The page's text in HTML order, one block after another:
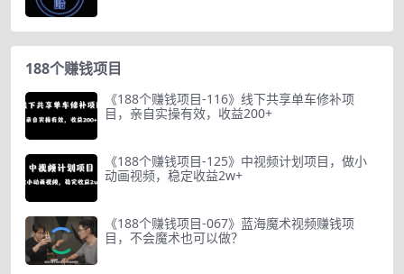
188个赚钱项目
《188个赚钱项目-116》线下共享单车修补项
目，亲自实操有效，收益200+
《188个赚钱项目-125》中视频计划项目，做小
动画视频，稳定收益2w+
《188个赚钱项目-067》蓝海魔术视频赚钱项
目，不会魔术也可以做？